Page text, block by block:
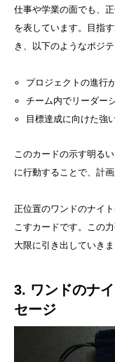
仕事や学業の面でも、
を表しています。目指
き、以下のようなポジ
プロジェクトの進行
チーム内でリーダー
目標達成に向けた強
このカードの示す明る
に行動することで、計
正位置のワンドのナイ
こすカードです。この
大限に引き出していきま
3. ワンドのナ
セージ